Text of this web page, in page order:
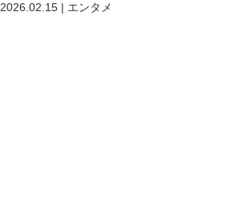
2026.02.15 | エンタメ